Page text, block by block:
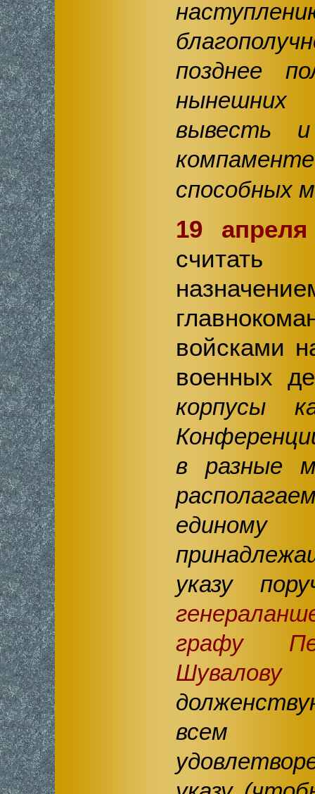
позднее
нынешних
вывесть
способных
19
считать
войсками
военных
корпусы
в разные
указу
графу
Шувалову
всем